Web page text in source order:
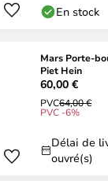
En stock
Mars Porte-
Piet Hein
60,00 €
PVC64,00 €
PVC -6%
Délai de
ouvré(s)